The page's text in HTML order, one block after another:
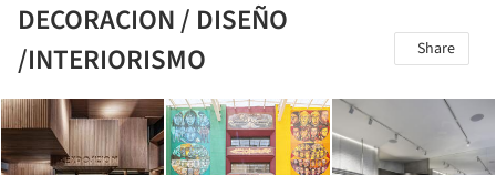
DECORACION / DISEÑO
/INTERIORISMO
Share